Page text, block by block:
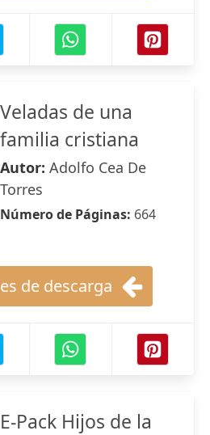
Veladas de una
familia cristiana
Autor: Adolfo Cea De
Torres
Número de Páginas: 664
de descarga
E-Pack Hijos de la